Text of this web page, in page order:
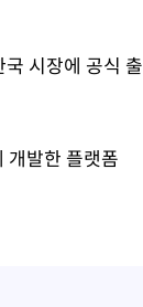
시장에 공식 출
개발한 플랫폼